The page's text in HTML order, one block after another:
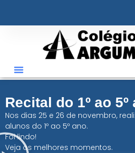
Recital do 1º ao 5º
Nos dias 25 e 26 de novembro,
alunos do 1º ao 5º ano.
Foi lindo!
Veja os melhores momentos.